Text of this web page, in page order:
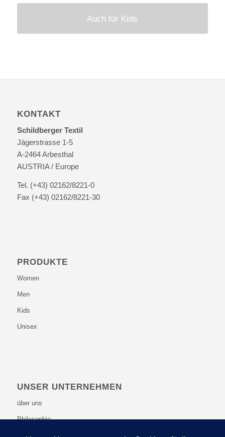
Auch für Kids
KONTAKT
Schildberger Textil
Jägerstrasse 1-5
A-2464 Arbesthal
AUSTRIA / Europe
Tel. (+43) 02162/8221-0
Fax (+43) 02162/8221-30
PRODUKTE
Women
Men
Kids
Unisex
UNSER UNTERNEHMEN
über uns
Philosophie